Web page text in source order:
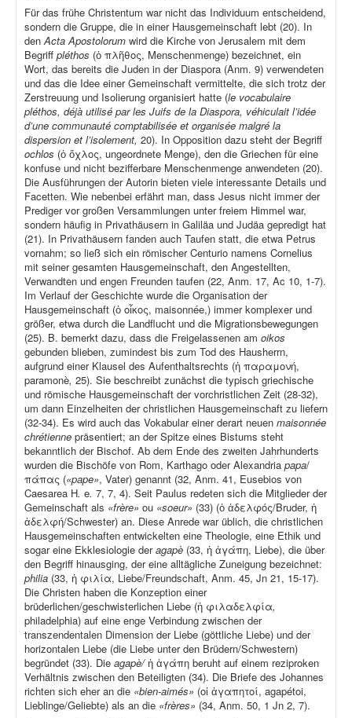
Für das frühe Christentum war nicht das Individuum entscheidend,
sondern die Gruppe, die in einer Hausgemeinschaft lebt (20). In
denActa Apostolorum wird die Kirche von Jerusalem mit dem
Begriff pléthos (ὁ πλῆθος, Menschenmenge) bezeichnet, ein
Wort, das bereits die Juden in der Diaspora (Anm. 9) verwendeten
und das die Idee einer Gemeinschaft vermittelte, die sich trotz der
Zerstreuung und Isolierung organisiert hatte (le vocabulaire
pléthos, déjà utilisé par les Juifs de la Diaspora, véhiculait l’idée
d’une communauté comptabilisée et organisée malgré la
dispersion et l’isolement, 20). In Opposition dazu steht der Begriff
ochlos (ὁ ὄχλος, ungeordnete Menge), den die Griechen für eine
konfuse und nicht bezifferbare Menschenmenge anwendeten (20).
Die Ausführungen der Autorin bieten viele interessante Details und
Facetten. Wie nebenbei erfährt man, dass Jesus nicht immer der
Prediger vor großen Versammlungen unter freiem Himmel war,
sondern häufig in Privathäusern in Galiläa und Judäa gepredigt hat
(21). In Privathäusern fanden auch Taufen statt, die etwa Petrus
vornahm; so ließ sich ein römischer Centurio namens Cornelius
mit seiner gesamten Hausgemeinschaft, den Angestellten,
Verwandten und engen Freunden taufen (22, Anm. 17, Ac 10, 1-7).
Im Verlauf der Geschichte wurde die Organisation der
Hausgemeinschaft (ὁ οἶκος, maisonnée,) immer komplexer und
größer, etwa durch die Landflucht und die Migrationsbewegungen
(25). B. bemerkt dazu, dass die Freigelassenen am oikos
gebunden blieben, zumindest bis zum Tod des Hausherrn,
aufgrund einer Klausel des Aufenthaltsrechts (ἡ παραμονή,
paramonè, 25). Sie beschreibt zunächst die typisch griechische
und römische Hausgemeinschaft der vorchristlichen Zeit (28-32),
um dann Einzelheiten der christlichen Hausgemeinschaft zu liefern
(32-34). Es wird auch das Vokabular einer derart neuen maisonnée
chrétienne präsentiert; an der Spitze eines Bistums steht
bekanntlich der Bischof. Ab dem Ende des zweiten Jahrhunderts
wurden die Bischöfe von Rom, Karthago oder Alexandria papa/
πάπας («pape», Vater) genannt (32, Anm. 41, Eusebios von
Caesarea H. e. 7, 7, 4). Seit Paulus redeten sich die Mitglieder der
Gemeinschaft als «frère» ou «soeur» (33) (ὁ ἀδελφός/Bruder, ἡ
ἀδελφή/Schwester) an. Diese Anrede war üblich, die christlichen
Hausgemeinschaften entwickelten eine Theologie, eine Ethik und
sogar eine Ekklesiologie deragapè (33, ἡ ἀγάπη, Liebe), die über
den Begriff hinausging, der eine alltägliche Zuneigung bezeichnet:
philia (33, ἡ φιλία, Liebe/Freundschaft, Anm. 45, Jn 21, 15-17).
Die Christen haben die Konzeption einer
brüderlichen/geschwisterlichen Liebe (ἡ φιλαδελφία,
philadelphia) auf eine enge Verbindung zwischen der
transzendentalen Dimension der Liebe (göttliche Liebe) und der
horizontalen Liebe (die Liebe unter den Brüdern/Schwestern)
begründet (33). Die agapè/ἡ ἀγάπη beruht auf einem reziproken
Verhältnis zwischen den Beteiligten (34). Die Briefe des Johannes
richten sich eher an die «bien-aimés» (οἱ ἀγαπητοί, agapétoi,
Lieblinge/Geliebte) als an die «frères» (34, Anm. 50, 1 Jn 2, 7).